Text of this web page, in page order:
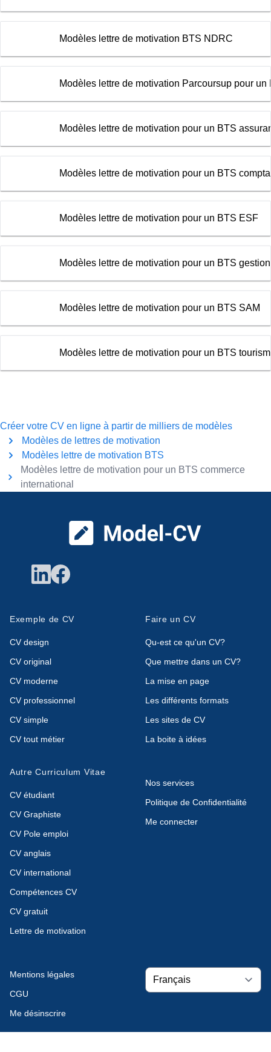
Modèles lettre de motivation BTS NDRC
Modèles lettre de motivation Parcoursup pour un
Modèles lettre de motivation pour un BTS
Modèles lettre de motivation pour un BTS
Modèles lettre de motivation pour un BTS ESF
Modèles lettre de motivation pour un BTS
Modèles lettre de motivation pour un BTS SAM
Modèles lettre de motivation pour un BTS
Créer votre CV en ligne à partir de milliers de modèles
Modèles de lettres de motivation
Modèles lettre de motivation BTS
Modèles lettre de motivation pour un BTS commerce
international
Exemple de CV
CV design
CV original
CV moderne
CV professionnel
CV simple
CV tout métier
Faire un CV
Qu-est ce qu'un CV?
Que mettre dans un CV?
La mise en page
Les différents formats
Les sites de CV
La boite à idées
Autre Curriculum Vitae
CV étudiant
CV Graphiste
CV Pole emploi
CV anglais
CV international
Compétences CV
CV gratuit
Lettre de motivation
Nos services
Politique de Confidentialité
Me connecter
Mentions légales
CGU
Me désinscrire